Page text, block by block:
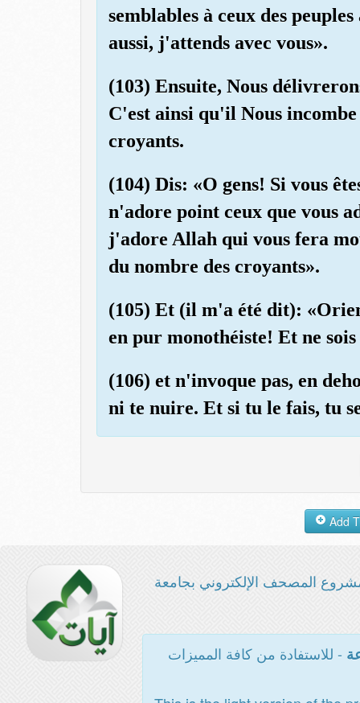
semblables à ceux des
aussi, j'attends avec vous».
(103) Ensuite, Nous
C'est ainsi qu'il Nous
croyants.
(104) Dis: «O gens! Si vous
n'adore point ceux que vous
j'adore Allah qui vous fera
du nombre des croyants».
(105) Et (il m'a été dit):
en pur monothéiste! Et ne
(106) et n'invoque pas, en
ni te nuire. Et si tu le fais, tu
المصحف الإلكتروني بجامعة
- للاستفادة من كافة المميزات